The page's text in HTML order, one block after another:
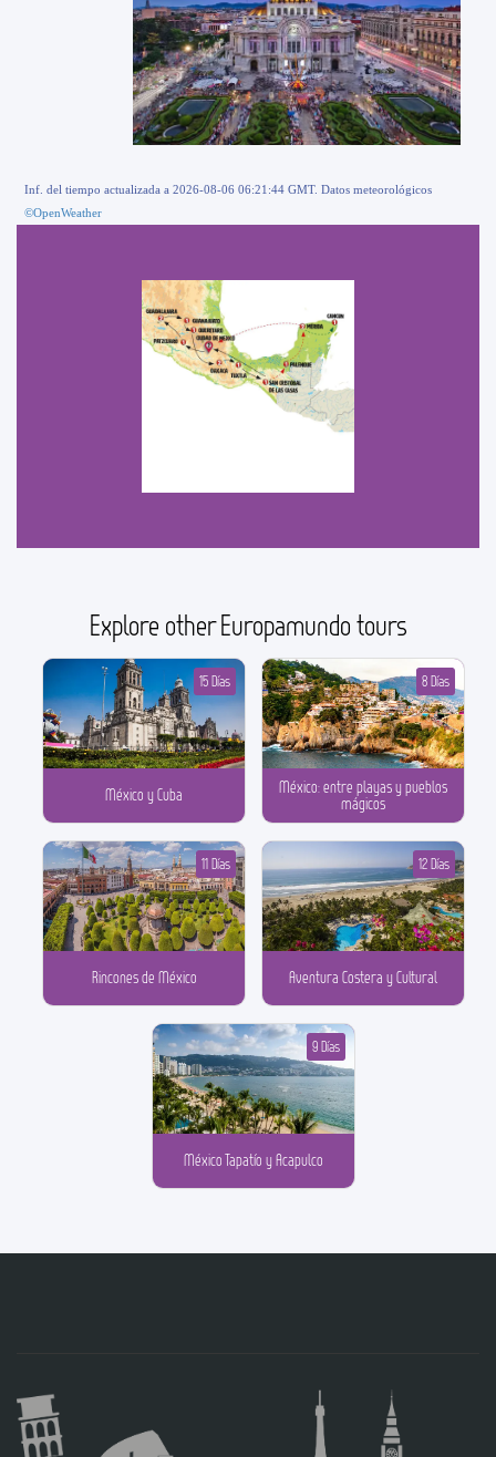
Inf. del tiempo actualizada a 2026-08-06 06:21:44 GMT. Datos meteorológicos
©OpenWeather
Explore other Europamundo tours
México y Cuba
15 Días
México: entre playas y pueblos
mágicos
8 Días
Rincones de México
11 Días
Aventura Costera y Cultural
12 Días
México Tapatío y Acapulco
9 Días